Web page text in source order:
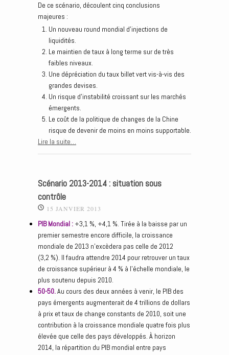
De ce scénario, découlent cinq conclusions
majeures :
Un nouveau round mondial d’injections de
liquidités.
Le maintien de taux à long terme sur de très
faibles niveaux.
Une dépréciation du taux billet vert vis-à-vis des
grandes devises.
Un risque d’instabilité croissant sur les marchés
émergents.
Le coût de la politique de changes de la Chine
risque de devenir de moins en moins supportable.
Lire la suite…
Scénario 2013-2014 : situation sous
contrôle
15 JANVIER 2013
PIB Mondial : +3,1 %, +4,1 %. Tirée à la baisse par un
premier semestre encore difficile, la croissance
mondiale de 2013 n’excèdera pas celle de 2012
(3,2 %). Il faudra attendre 2014 pour retrouver un taux
de croissance supérieur à 4 % à l’échelle mondiale, le
plus soutenu depuis 2010.
50-50.Au cours des deux années à venir, le PIB des
pays émergents augmenterait de 4 trillions de dollars
à prix et taux de change constants de 2010, soit une
contribution à la croissance mondiale quatre fois plus
élevée que celle des pays développés. À horizon
2014, la répartition du PIB mondial entre pays